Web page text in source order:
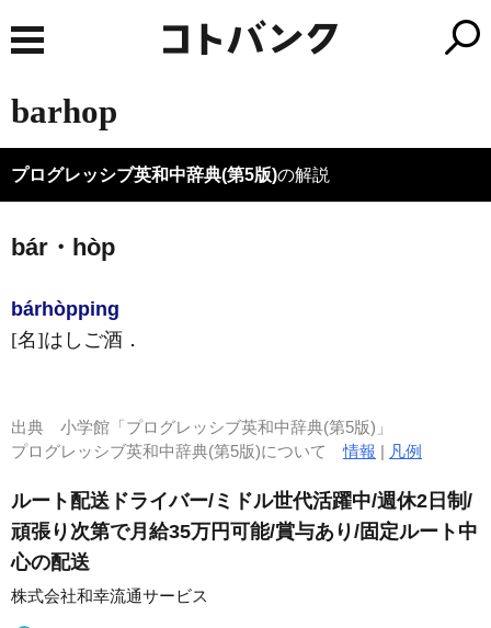
barhop
プログレッシブ英和中辞典(第5版)の解説
bár・hòp
bárhòpping
[名]はしご酒 ．
出典 小学館「プログレッシブ英和中辞典(第5版)」
プログレッシブ英和中辞典(第5版)について情報 | 凡例
ルート配送ドライバー/ミドル世代活躍中/週休2日制/
頑張り次第で月給35万円可能/賞与あり/固定ルート中
心の配送
株式会社和幸流通サービス